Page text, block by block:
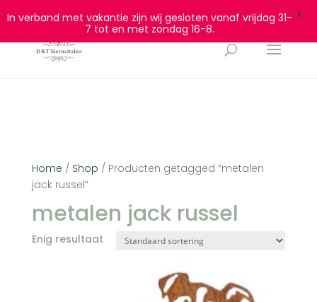
0628932940 info@dtsiermetalen.nl
Home / Shop / Producten getagged “metalen
jack russel”
metalen jack russel
Enig resultaat
In verband met vakantie zijn wij gesloten vanaf vrijdag 31-
7 tot en met zondag 16-8.
X